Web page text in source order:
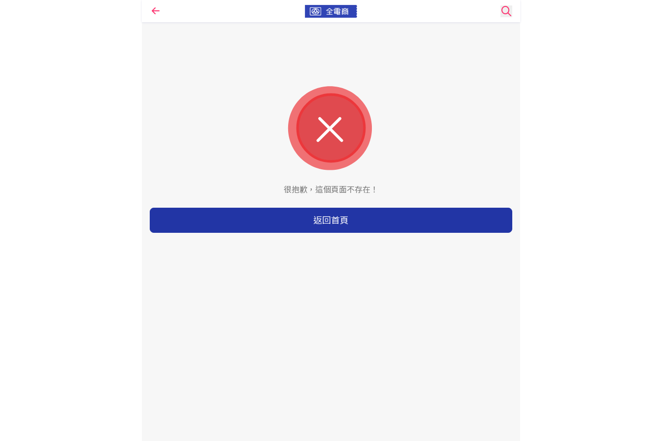
很抱歉，這個頁面不存在！
返回首頁